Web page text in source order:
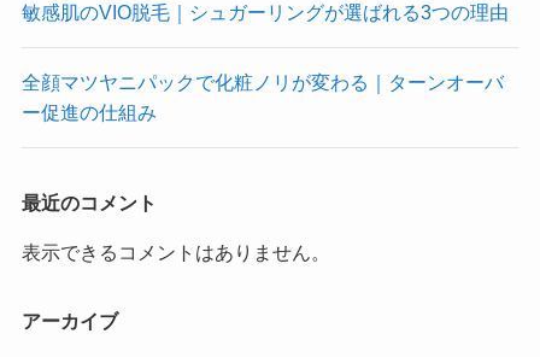
敏感肌のVIO脱毛｜シュガーリングが選ばれる3つの理由
全顔マツヤニパックで化粧ノリが変わる｜ターンオーバ
ー促進の仕組み
最近のコメント
表示できるコメントはありません。
アーカイブ